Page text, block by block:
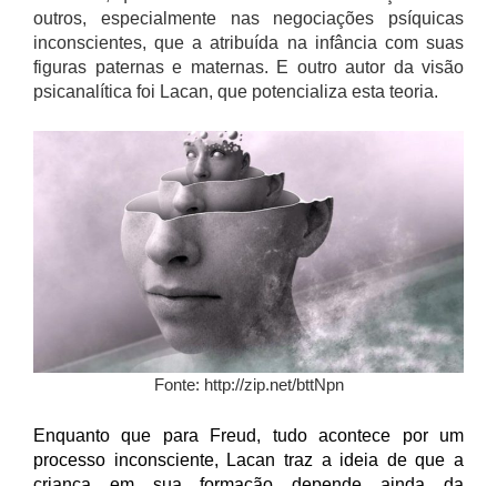
outros, especialmente nas negociações psíquicas
inconscientes, que a atribuída na infância com suas
figuras paternas e maternas. E outro autor da visão
psicanalítica foi Lacan, que potencializa esta teoria.
Fonte: http://zip.net/bttNpn
Enquanto que para Freud, tudo acontece por um
processo inconsciente, Lacan traz a ideia de que a